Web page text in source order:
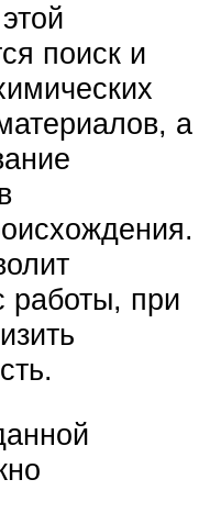
поиск и
а
работы, при